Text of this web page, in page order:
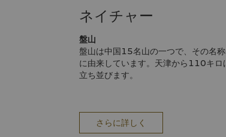
ネイチャー
盤山
盤山は中国15名山の一つで、その名
に由来しています。天津から110キロ
立ち並びます。
さらに詳しく